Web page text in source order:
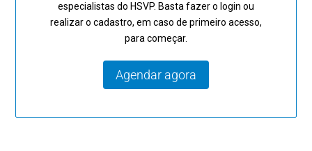
especialistas do HSVP. Basta fazer o login ou
realizar o cadastro, em caso de primeiro acesso,
para começar.
Agendar agora